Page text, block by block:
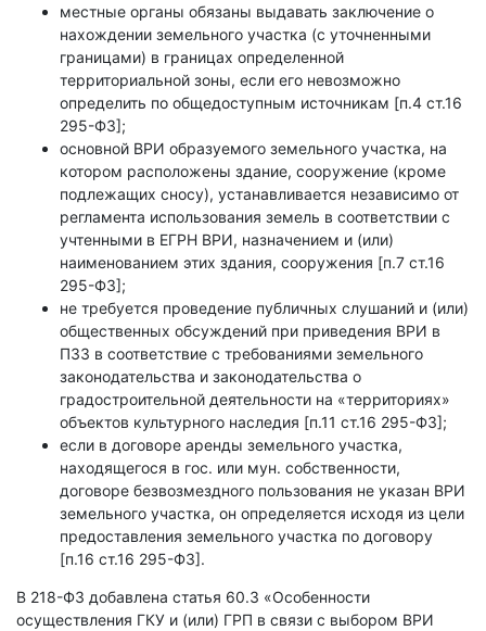
местные органы обязаны выдавать заключение о
нахождении земельного участка (с уточненными
границами) в границах определенной
территориальной зоны, если его невозможно
определить по общедоступным источникам [п.4 ст.16
295-ФЗ];
основной ВРИ образуемого земельного участка, на
котором расположены здание, сооружение (кроме
подлежащих сносу), устанавливается независимо от
регламента использования земель в соответствии с
учтенными в ЕГРН ВРИ, назначением и (или)
наименованием этих здания, сооружения [п.7 ст.16
295-ФЗ];
не требуется проведение публичных слушаний и (или)
общественных обсуждений при приведения ВРИ в
ПЗЗ в соответствие с требованиями земельного
законодательства и законодательства о
градостроительной деятельности на «территориях»
объектов культурного наследия [п.11 ст.16 295-ФЗ];
если в договоре аренды земельного участка,
находящегося в гос. или мун. собственности,
договоре безвозмездного пользования не указан ВРИ
земельного участка, он определяется исходя из цели
предоставления земельного участка по договору
[п.16 ст.16 295-ФЗ].
В 218-ФЗ добавлена статья 60.3 «Особенности
осуществления ГКУ и (или) ГРП в связи с выбором ВРИ